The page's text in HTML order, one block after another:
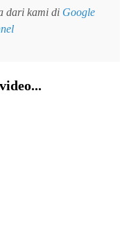
dari kami di Google